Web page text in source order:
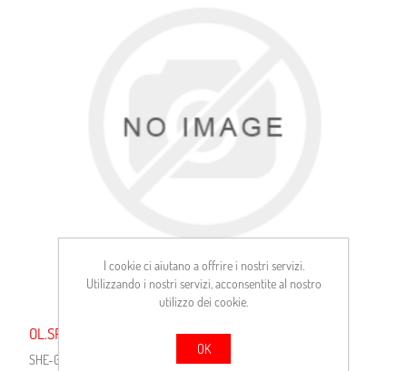
OL.SPIRAX S 2G80W90 DA LT.209
SHE-G8090
I cookie ci aiutano a offrire i nostri servizi.
Utilizzando i nostri servizi, acconsentite al nostro
utilizzo dei cookie.
OK